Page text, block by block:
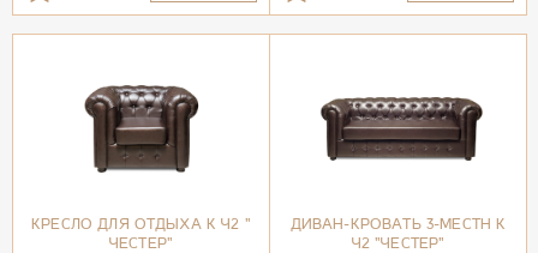
КРЕСЛО ДЛЯ ОТДЫХА К Ч2 "
ЧЕСТЕР"
ДИВАН-КРОВАТЬ 3-МЕСТН К
Ч2 "ЧЕСТЕР"